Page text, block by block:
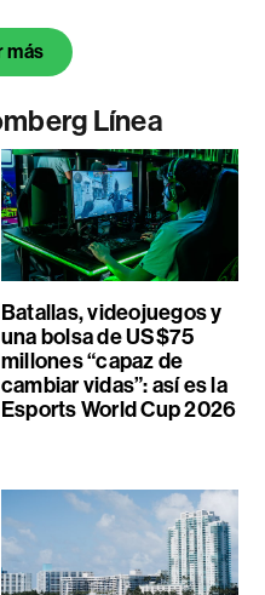
más
Línea
Batallas, videojuegos y
una bolsa de US$75
millones “capaz de
cambiar vidas”: así es la
Esports World Cup 2026